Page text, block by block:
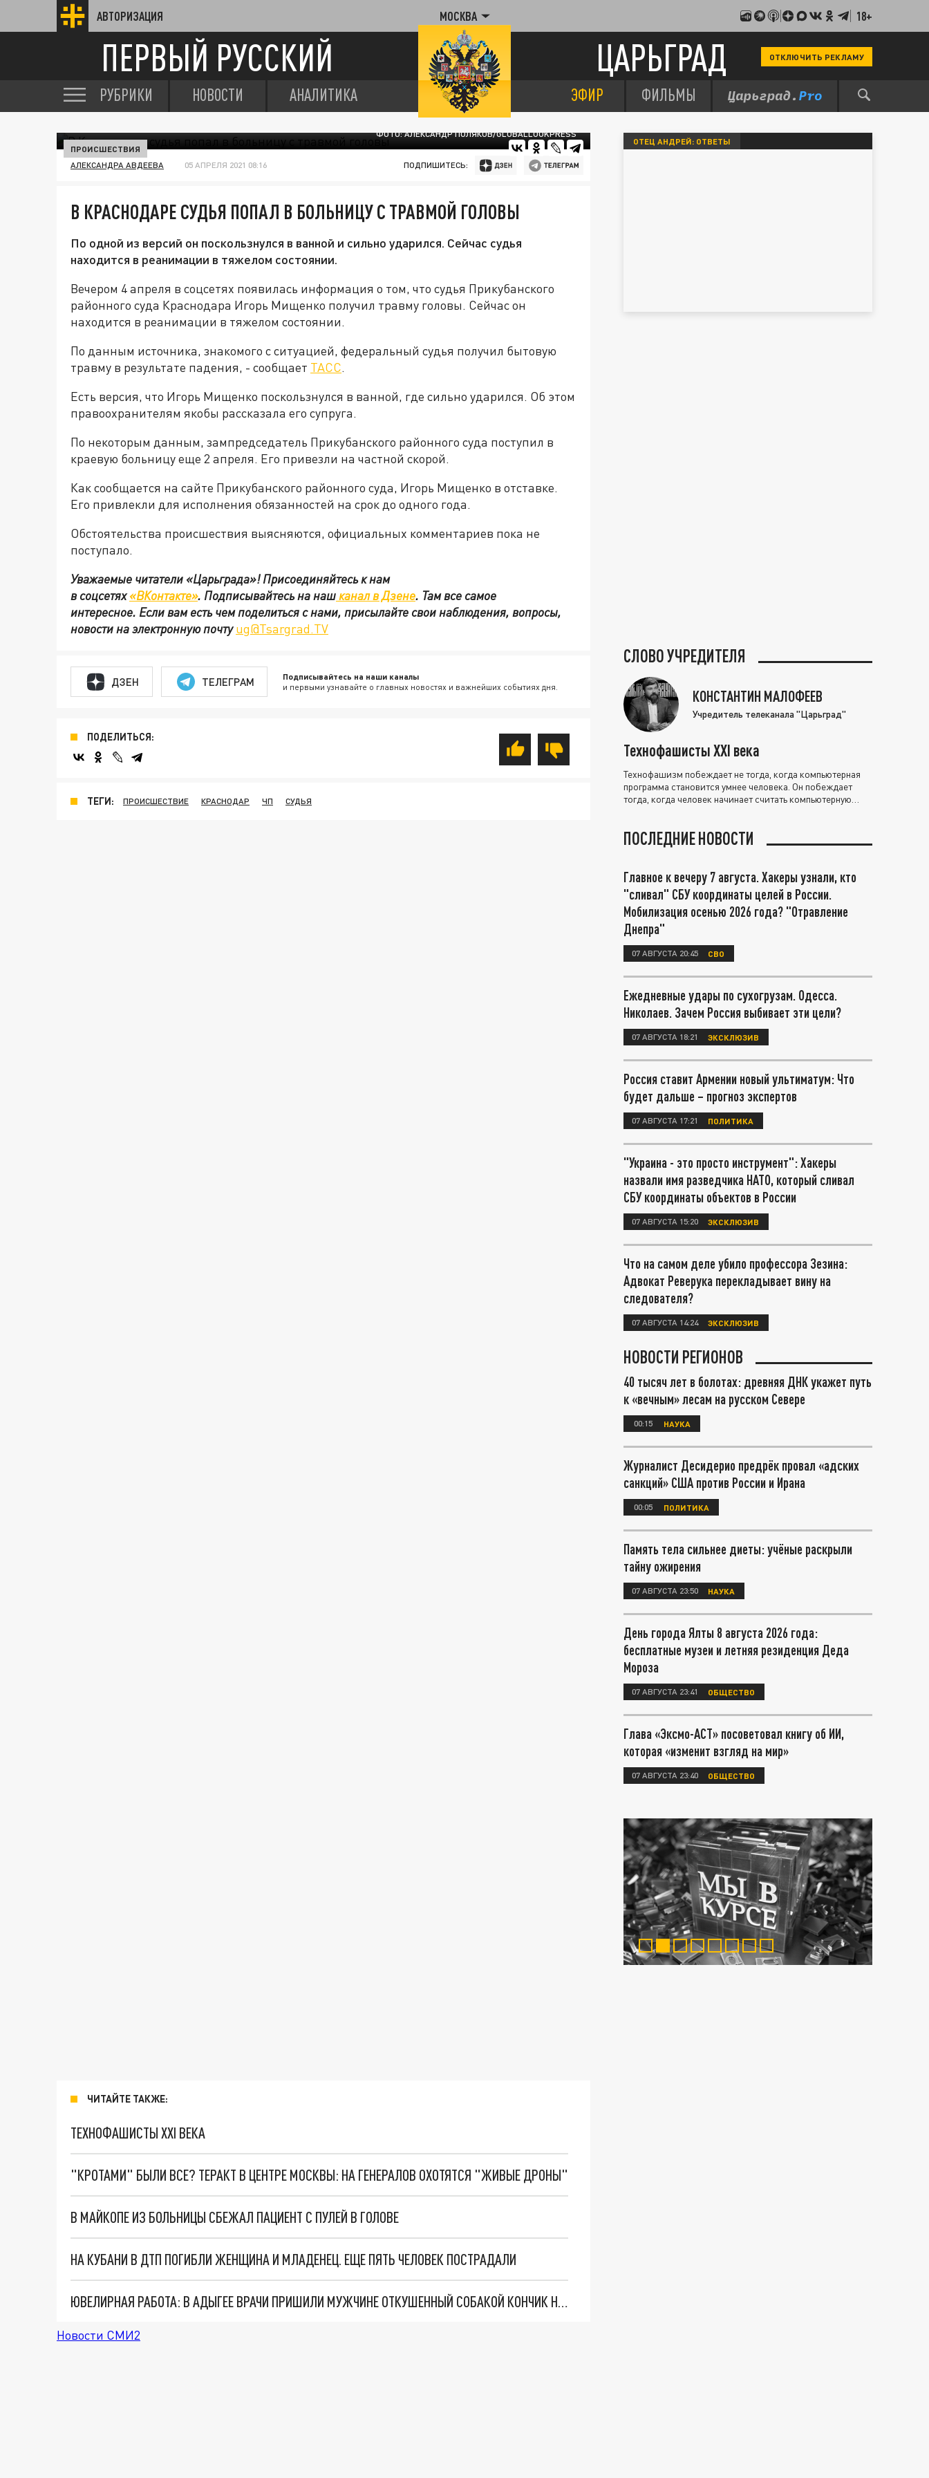
АВТОРИЗАЦИЯ МОСКВА 18+
ПЕРВЫЙ РУССКИЙ ЦАРЬГРАД ОТКЛЮЧИТЬ РЕКЛАМУ
РУБРИКИ НОВОСТИ АНАЛИТИКА ЭФИР ФИЛЬМЫ
ФОТО: АЛЕКСАНДР ПОЛЯКОВ/GLOBALLOOKPRESS
ПРОИСШЕСТВИЯ
АЛЕКСАНДРА АВДЕЕВА 05 АПРЕЛЯ 2021 08:16 ПОДПИШИТЕСЬ:
В КРАСНОДАРЕ СУДЬЯ ПОПАЛ В БОЛЬНИЦУ С ТРАВМОЙ ГОЛОВЫ
По одной из версий он поскользнулся в ванной и сильно ударился. Сейчас судья
находится в реанимации в тяжелом состоянии.
Вечером 4 апреля в соцсетях появилась информация о том, что судья Прикубанского
районного суда Краснодара Игорь Мищенко получил травму головы. Сейчас он
находится в реанимации в тяжелом состоянии.
По данным источника, знакомого с ситуацией, федеральный судья получил бытовую
травму в результате падения, - сообщает ТАСС.
Есть версия, что Игорь Мищенко поскользнулся в ванной, где сильно ударился. Об этом
правоохранителям якобы рассказала его супруга.
По некоторым данным, зампредседатель Прикубанского районного суда поступил в
краевую больницу еще 2 апреля. Его привезли на частной скорой.
Как сообщается на сайте Прикубанского районного суда, Игорь Мищенко в отставке.
Его привлекли для исполнения обязанностей на срок до одного года.
Обстоятельства происшествия выясняются, официальных комментариев пока не
поступало.
Уважаемые читатели «Царьграда»!Присоединяйтесь к нам
всоцсетях«ВКонтакте». Подписывайтесь на нашканал в Дзене. Там все самое
интересное. Если вам есть чем поделиться с нами, присылайте свои наблюдения, вопросы,
новости на электронную почтуug@Tsargrad.TV
ДЗЕН ТЕЛЕГРАМ Подписывайтесь на наши каналы
и первыми узнавайте о главных новостях и важнейших событиях дня.
ПОДЕЛИТЬСЯ:
ТЕГИ: ПРОИСШЕСТВИЕ КРАСНОДАР ЧП СУДЬЯ
ЧИТАЙТЕ ТАКЖЕ:
ТЕХНОФАШИСТЫ XXI ВЕКА
"КРОТАМИ" БЫЛИ ВСЕ? ТЕРАКТ В ЦЕНТРЕ МОСКВЫ: НА ГЕНЕРАЛОВ ОХОТЯТСЯ "ЖИВЫЕ ДРОНЫ"
В МАЙКОПЕ ИЗ БОЛЬНИЦЫ СБЕЖАЛ ПАЦИЕНТ С ПУЛЕЙ В ГОЛОВЕ
НА КУБАНИ В ДТП ПОГИБЛИ ЖЕНЩИНА И МЛАДЕНЕЦ. ЕЩЕ ПЯТЬ ЧЕЛОВЕК ПОСТРАДАЛИ
ЮВЕЛИРНАЯ РАБОТА: В АДЫГЕЕ ВРАЧИ ПРИШИЛИ МУЖЧИНЕ ОТКУШЕННЫЙ СОБАКОЙ КОНЧИК НОСА
Новости СМИ2
ОТЕЦ АНДРЕЙ: ОТВЕТЫ
СЛОВО УЧРЕДИТЕЛЯ
КОНСТАНТИН МАЛОФЕЕВ
Учредитель телеканала "Царьград"
Технофашисты XXI века
Технофашизм побеждает не тогда, когда компьютерная
программа становится умнее человека. Он побеждает
тогда, когда человек начинает считать компьютерную
ПОСЛЕДНИЕ НОВОСТИ
Главное к вечеру 7 августа. Хакеры узнали, кто
"сливал" СБУ координаты целей в России.
Мобилизация осенью 2026 года? "Отравление
Днепра"
07 АВГУСТА 20:45 СВО
Ежедневные удары по сухогрузам. Одесса.
Николаев. Зачем Россия выбивает эти цели?
07 АВГУСТА 18:21 ЭКСКЛЮЗИВ
Россия ставит Армении новый ультиматум: Что
будет дальше – прогноз экспертов
07 АВГУСТА 17:21 ПОЛИТИКА
"Украина - это просто инструмент": Хакеры
назвали имя разведчика НАТО, который сливал
СБУ координаты объектов в России
07 АВГУСТА 15:20 ЭКСКЛЮЗИВ
Что на самом деле убило профессора Зезина:
Адвокат Реверука перекладывает вину на
следователя?
07 АВГУСТА 14:24 ЭКСКЛЮЗИВ
НОВОСТИ РЕГИОНОВ
40 тысяч лет в болотах: древняя ДНК укажет путь
к «вечным» лесам на русском Севере
00:15 НАУКА
Журналист Десидерио предрёк провал «адских
санкций» США против России и Ирана
00:05 ПОЛИТИКА
Память тела сильнее диеты: учёные раскрыли
тайну ожирения
07 АВГУСТА 23:50 НАУКА
День города Ялты 8 августа 2026 года:
бесплатные музеи и летняя резиденция Деда
Мороза
07 АВГУСТА 23:41 ОБЩЕСТВО
Глава «Эксмо-АСТ» посоветовал книгу об ИИ,
которая «изменит взгляд на мир»
07 АВГУСТА 23:40 ОБЩЕСТВО